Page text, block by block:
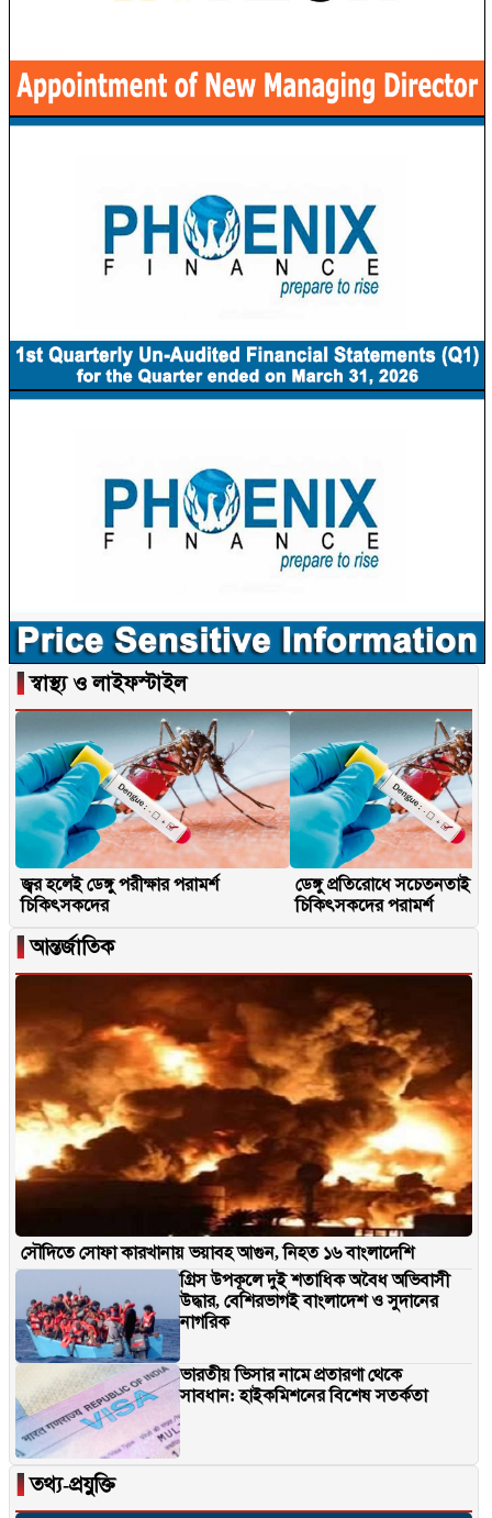
▐স্বাস্থ্য ও লাইফস্টাইল
জ্বর হলেই ডেঙ্গু পরীক্ষার পরামর্শ
চিকিৎসকদের
ডেঙ্গু প্রতিরোধে সচেতনতাই
চিকিৎসকদের পরামর্শ
▐আন্তর্জাতিক
সৌদিতে সোফা কারখানায় ভয়াবহ আগুন, নিহত ১৬ বাংলাদেশি
গ্রিস উপকূলে দুই শতাধিক অবৈধ অভিবাসী
উদ্ধার, বেশিরভাগই বাংলাদেশ ও সুদানের
নাগরিক
ভারতীয় ভিসার নামে প্রতারণা থেকে
সাবধান: হাইকমিশনের বিশেষ সতর্কতা
▐তথ্য-প্রযুক্তি